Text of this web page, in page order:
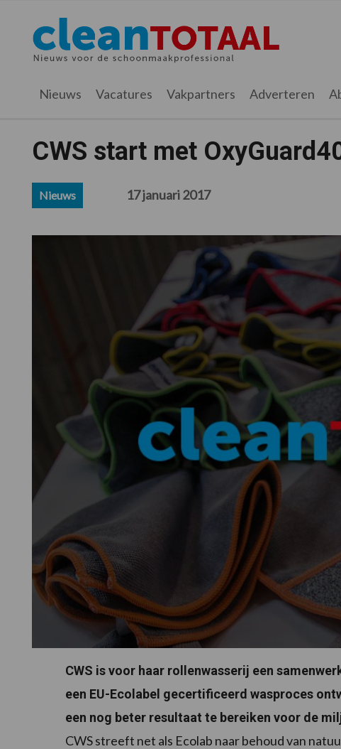
hoofdnavigatie
hoofd
inhoud
eerste
sidebar
voettekst
Cleantotaal.nl
Het
laatste
voor
professionele
Nieuws Vacatures Vakpartners Adverteren
CWS start met
Nieuws 17 januari 2017
CWS is voor haar rollenwasserij een
een EU-Ecolabel gecertificeerd wasproces
een nog beter resultaat te bereiken voor de
CWS streeft net als Ecolab naar behoud van